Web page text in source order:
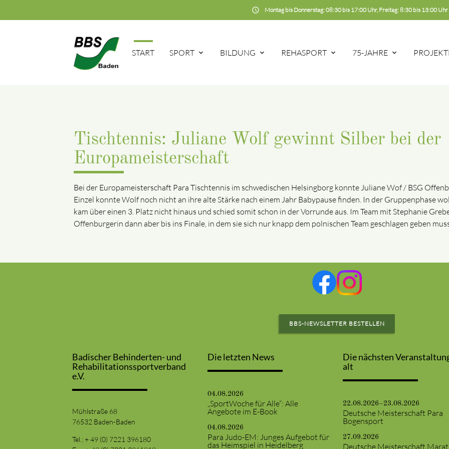
schedule Montag bis Donnerstag: 08:30 bis 17:00 Uhr, Freitag: 8:30 bis 13:00 Uhr
START SPORT BILDUNG REHASPORT 75-JAHRE
Tischtennis: Juliane Wolf gewinnt Silber bei der
Europameisterschaft
Bei der Europameisterschaft Para Tischtennis im schwedischen Helsingborg konnte Juliane Wof / BSG
Einzel konnte Wolf noch nicht an ihre alte Stärke nach einem Jahr Babypause finden. In der Gruppenphase
kam über einen 3. Platz nicht hinaus und schied somit schon in der Vorrunde aus. Im Team mit Stephanie
Offenburgerin dann aber bis ins Finale, in dem sie sich nur knapp dem polnischen Team geschlagen geben
BBS-NEWSLETTER BESTELLEN
Badischer Behinderten- und
Rehabilitationssportverband
e.V.
Mühlstraße 68
76532 Baden-Baden
Tel.: + 49 (0) 7221 396180
Die letzten News
04.08.2026
„SportWoche für Alle“: Alle
Angebote im E-Book
04.08.2026
Para Judo-EM: Junges Aufgebot für
das Heimspiel in Heidelberg
Die nächsten
alt
22.08.2026–23.08.2026
Deutsche Meisterschaft Para
Bogensport
27.09.2026
Deutsche Meisterschaft